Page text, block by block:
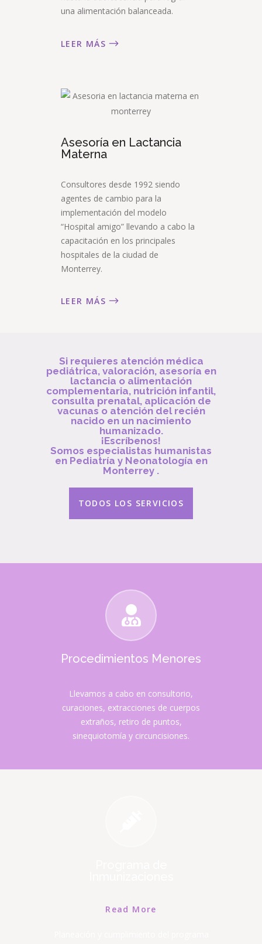
una alimentación balanceada.
LEER MÁS
Asesoría en Lactancia
Materna
Consultores desde 1992 siendo
agentes de cambio para la
implementación del modelo
“Hospital amigo” llevando a cabo la
capacitación en los principales
hospitales de la ciudad de
Monterrey.
LEER MÁS
Si requieres atención médica
pediátrica, valoración, asesoría en
lactancia o alimentación
complementaria, nutrición infantil,
consulta prenatal, aplicación de
vacunas o atención del recién
nacido en un nacimiento
humanizado.
¡Escríbenos!
Somos especialistas humanistas
en Pediatría y Neonatología en
Monterrey .
TODOS LOS SERVICIOS
Procedimientos Menores
Llevamos a cabo en consultorio,
curaciones, extracciones de cuerpos
extraños, retiro de puntos,
sinequiotomía y circuncisiones.
Read More